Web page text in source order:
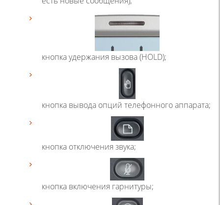
кнопка удержания вызова(HOLD);
кнопка вывода опций телефонного аппарата;
кнопка отключения звука;
кнопка включения гарнитуры;